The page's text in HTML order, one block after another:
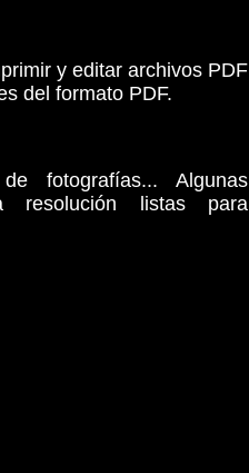
y editar archivos PDF
del formato PDF.
fotografías... Algunas
resolución listas para